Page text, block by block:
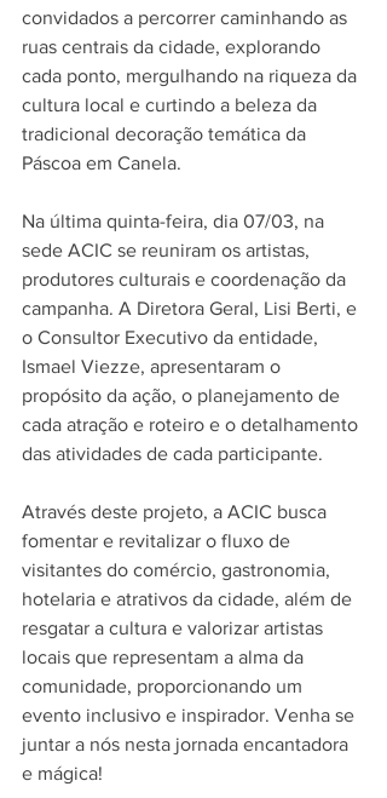
convidados a percorrer caminhando as
ruas centrais da cidade, explorando
cada ponto, mergulhando na riqueza da
cultura local e curtindo a beleza da
tradicional decoração temática da
Páscoa em Canela.
Na última quinta-feira, dia 07/03, na
sede ACIC se reuniram os artistas,
produtores culturais e coordenação da
campanha. A Diretora Geral, Lisi Berti, e
o Consultor Executivo da entidade,
Ismael Viezze, apresentaram o
propósito da ação, o planejamento de
cada atração e roteiro e o detalhamento
das atividades de cada participante.
Através deste projeto, a ACIC busca
fomentar e revitalizar o fluxo de
visitantes do comércio, gastronomia,
hotelaria e atrativos da cidade, além de
resgatar a cultura e valorizar artistas
locais que representam a alma da
comunidade, proporcionando um
evento inclusivo e inspirador. Venha se
juntar a nós nesta jornada encantadora
e mágica!